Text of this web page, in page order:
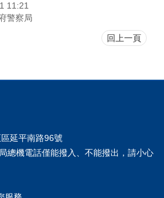
11:21
警察局
回上一頁
延平南路96號
總機電話僅能撥入、不能撥出，請小心